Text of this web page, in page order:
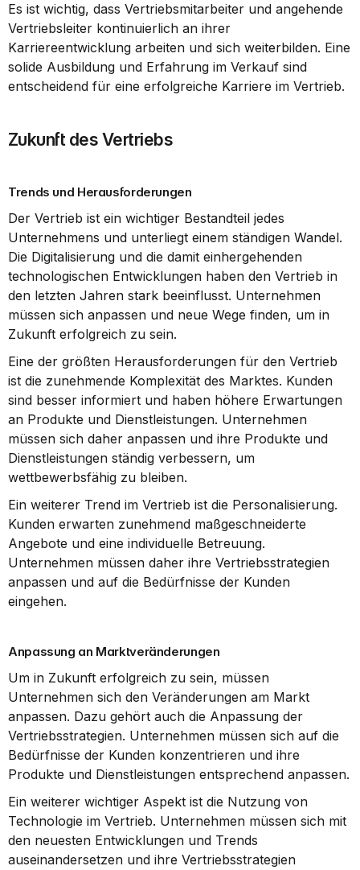
Es ist wichtig, dass Vertriebsmitarbeiter und angehende
Vertriebsleiter kontinuierlich an ihrer
Karriereentwicklung arbeiten und sich weiterbilden. Eine
solide Ausbildung und Erfahrung im Verkauf sind
entscheidend für eine erfolgreiche Karriere im Vertrieb.
Zukunft des Vertriebs
Trends und Herausforderungen
Der Vertrieb ist ein wichtiger Bestandteil jedes
Unternehmens und unterliegt einem ständigen Wandel.
Die Digitalisierung und die damit einhergehenden
technologischen Entwicklungen haben den Vertrieb in
den letzten Jahren stark beeinflusst. Unternehmen
müssen sich anpassen und neue Wege finden, um in
Zukunft erfolgreich zu sein.
Eine der größten Herausforderungen für den Vertrieb
ist die zunehmende Komplexität des Marktes. Kunden
sind besser informiert und haben höhere Erwartungen
an Produkte und Dienstleistungen. Unternehmen
müssen sich daher anpassen und ihre Produkte und
Dienstleistungen ständig verbessern, um
wettbewerbsfähig zu bleiben.
Ein weiterer Trend im Vertrieb ist die Personalisierung.
Kunden erwarten zunehmend maßgeschneiderte
Angebote und eine individuelle Betreuung.
Unternehmen müssen daher ihre Vertriebsstrategien
anpassen und auf die Bedürfnisse der Kunden
eingehen.
Anpassung an Marktveränderungen
Um in Zukunft erfolgreich zu sein, müssen
Unternehmen sich den Veränderungen am Markt
anpassen. Dazu gehört auch die Anpassung der
Vertriebsstrategien. Unternehmen müssen sich auf die
Bedürfnisse der Kunden konzentrieren und ihre
Produkte und Dienstleistungen entsprechend anpassen.
Ein weiterer wichtiger Aspekt ist die Nutzung von
Technologie im Vertrieb. Unternehmen müssen sich mit
den neuesten Entwicklungen und Trends
auseinandersetzen und ihre Vertriebsstrategien